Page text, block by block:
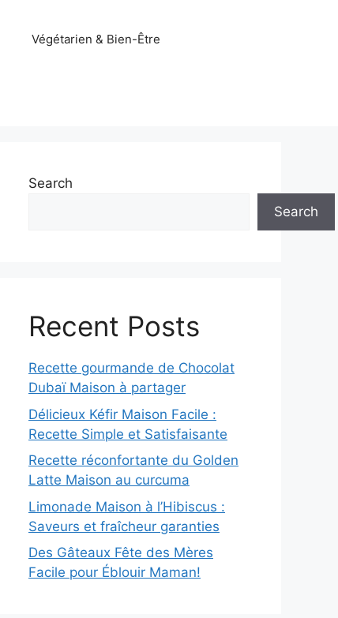
Végétarien & Bien-Être
Search
Search
Recent Posts
Recette gourmande de Chocolat
Dubaï Maison à partager
Délicieux Kéfir Maison Facile :
Recette Simple et Satisfaisante
Recette réconfortante du Golden
Latte Maison au curcuma
Limonade Maison à l’Hibiscus :
Saveurs et fraîcheur garanties
Des Gâteaux Fête des Mères
Facile pour Éblouir Maman!